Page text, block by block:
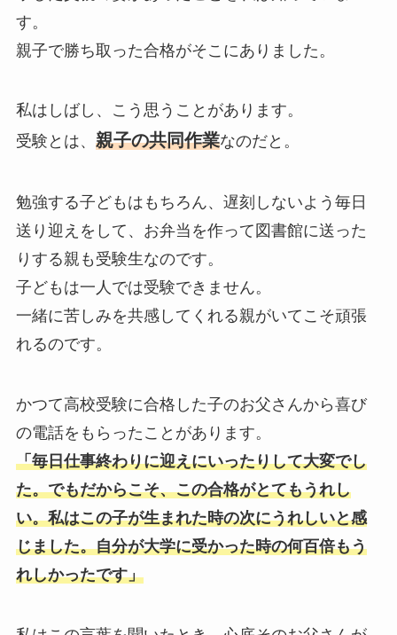
す。
親子で勝ち取った合格がそこにありました。
私はしばし、こう思うことがあります。
受験とは、 親子の共同作業なのだと。
勉強する子どもはもちろん、遅刻しないよう毎日
送り迎えをして、お弁当を作って図書館に送った
りする親も受験生なのです。
子どもは一人では受験できません。
一緒に苦しみを共感してくれる親がいてこそ頑張
れるのです。
かつて高校受験に合格した子のお父さんから喜び
の電話をもらったことがあります。
「毎日仕事終わりに迎えにいったりして大変でし
た。でもだからこそ、この合格がとてもうれし
い。私はこの子が生まれた時の次にうれしいと感
じました。自分が大学に受かった時の何百倍もう
れしかったです」